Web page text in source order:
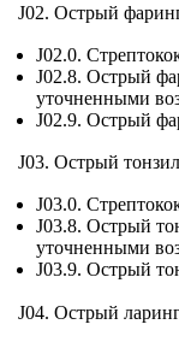
J02. Острый
J02.0.
J02.8. Острый
уточненными
J02.9. Острый
J03. Острый
J03.0.
J03.8. Острый
уточненными
J03.9. Острый
J04. Острый